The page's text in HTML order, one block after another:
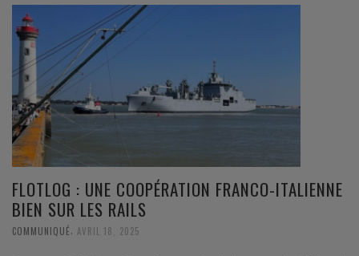
FLOTLOG : UNE COOPÉRATION FRANCO-ITALIENNE
BIEN SUR LES RAILS
COMMUNIQUÉ AVRIL 18, 2025